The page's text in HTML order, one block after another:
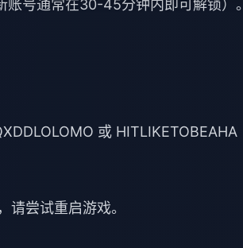
号通常在30-45分钟内即可解锁）。
或 HITLIKETOBEAHA
尝试重启游戏。